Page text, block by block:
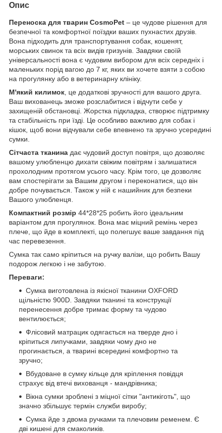
Опис
Переноска для тварин CosmoPet – це чудове рішення для
безпечної та комфортної поїздки ваших пухнастих друзів.
Вона підходить для транспортування собак, кошенят,
морських свинок та всіх видів гризунів. Завдяки своїй
універсальності вона є чудовим вибором для всіх середніх і
маленьких порід вагою до 7 кг, яких ви хочете взяти з собою
на прогулянку або в ветеринарну клініку.
М'який килимок , це додаткові зручності для вашого друга.
Ваш вихованець зможе розслабитися і відчути себе у
захищеній обстановці. Жорстка підкладка, створює підтримку
та стабільність при їзді. Це особливо важливо для собак і
кішок, щоб вони відчували себе впевнено та зручно усередині
сумки.
Сітчаста тканина дає чудовий доступ повітря, що дозволяє
вашому улюбленцю дихати свіжим повітрям і залишатися
прохолодним протягом усього часу. Крім того, це дозволяє
вам спостерігати за Вашим другом і переконатися, що він
добре почувається. Також у ній є нашийник для безпеки
Вашого улюбленця.
Компактний розмір 44*28*25 робить його ідеальним
варіантом для прогулянок. Вона має міцний ремінь через
плече, що йде в комплекті, що полегшує ваше завдання під
час перевезення.
Сумка так само кріпиться на ручку валізи, що робить Вашу
подорож легкою і не забутою.
Переваги:
Сумка виготовлена із якісної тканини OXFORD
щільністю 900D. Завдяки тканині та конструкції
перенесення добре тримає форму та чудово
вентилюється;
Флісовий матрацик одягається на тверде дно і
кріпиться липучками, завдяки чому дно не
прогинається, а тварині всередині комфортно та
зручно;
Вбудоване в сумку кільце для кріплення повідця
страхує від втечі вихованця - мандрівника;
Вікна сумки зроблені з міцної сітки "антикіготь", що
значно збільшує термін служби виробу;
Сумка йде з двома ручками та плечовим ременем. Є
дві кишені для смаколиків.